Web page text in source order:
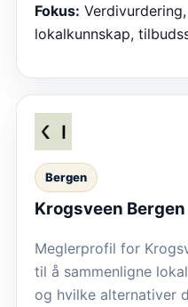
Fokus:
lokalkunnskap,
Bergen
Krogsveen Bergen
Meglerprofil for
til å sammenligne
og hvilke alternativer